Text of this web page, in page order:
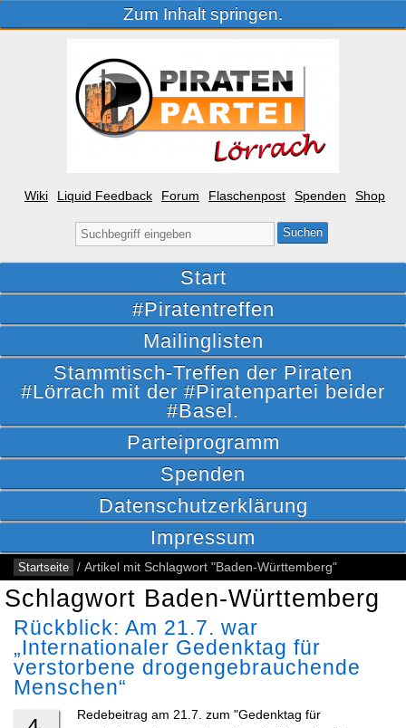
Zum Inhalt springen.
Wiki Liquid Feedback Forum Flaschenpost Spenden Shop
Suche
nach:
Start
#Piratentreffen
Mailinglisten
Stammtisch-Treffen der Piraten
#Lörrach mit der #Piratenpartei beider
#Basel.
Parteiprogramm
Spenden
Datenschutzerklärung
Impressum
Startseite / Artikel mit Schlagwort "Baden-Württemberg"
Schlagwort Baden-Württemberg
Rückblick: Am 21.7. war
„Internationaler Gedenktag für
verstorbene drogengebrauchende
Menschen“
Redebeitrag am 21.7. zum "Gedenktag für